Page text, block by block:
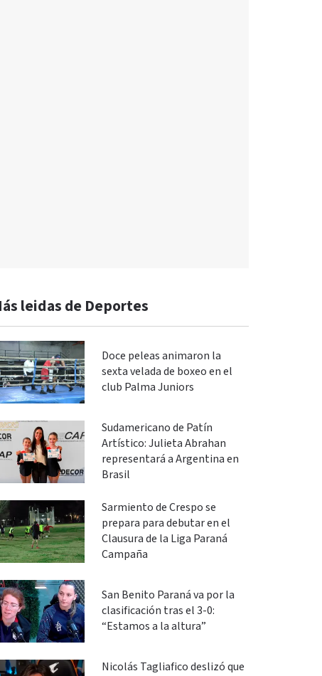
leidas de Deportes
Doce peleas animaron la
sexta velada de boxeo en el
club Palma Juniors
Sudamericano de Patín
Artístico: Julieta Abrahan
representará a Argentina en
Brasil
Sarmiento de Crespo se
prepara para debutar en el
Clausura de la Liga Paraná
Campaña
San Benito Paraná va por la
clasificación tras el 3-0:
“Estamos a la altura”
Nicolás Tagliafico deslizó que